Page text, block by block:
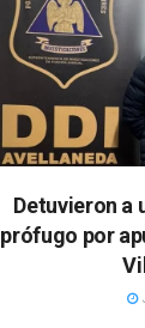
Detuvieron a
prófugo por